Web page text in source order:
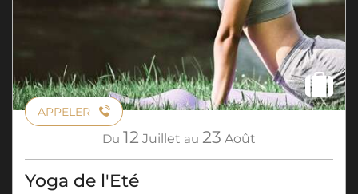
APPELER
Du 12 Juillet au 23 Août
Yoga de l'Eté